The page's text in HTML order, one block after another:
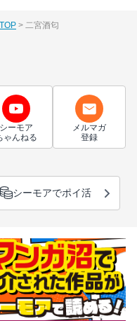
二宮酒匂
シーモア
ゃんねる
メルマガ
登録
シーモアでポイ活